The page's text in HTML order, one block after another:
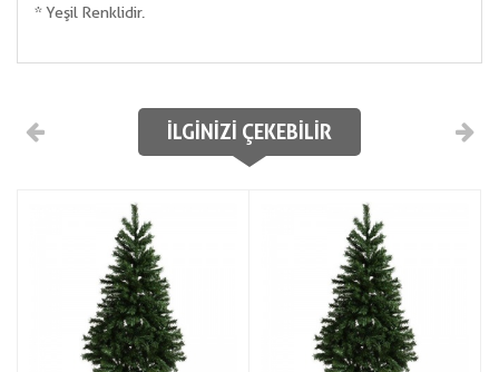
* Yeşil Renklidir.
İLGINIZI ÇEKEBILIR